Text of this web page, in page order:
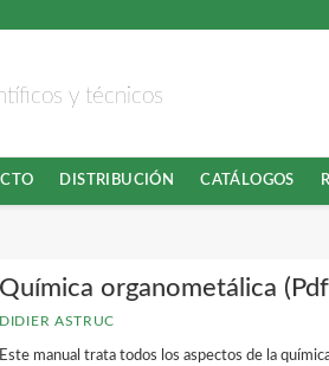
y técnicos
DISTRIBUCIÓN CATÁLOGOS
Química organometálica
DIDIER ASTRUC
Este manual trata todos los aspectos de la